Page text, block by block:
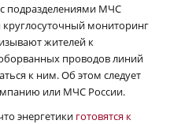
подразделениями МЧС
круглосуточный мониторинг
жителей к
проводов линий
к ним. Об этом следует
или МЧС России.
энергетики готовятся к